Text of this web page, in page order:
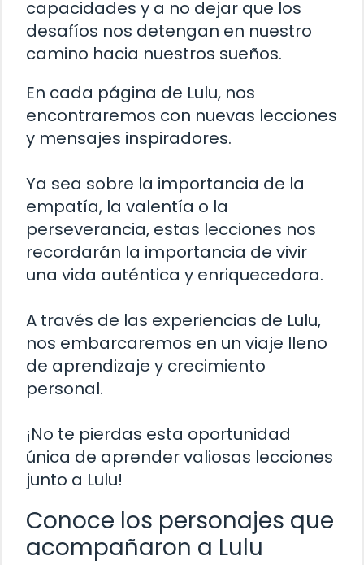
capacidades y a no dejar que los
desafíos nos detengan en nuestro
camino hacia nuestros sueños.
En cada página de Lulu, nos
encontraremos con nuevas lecciones
y mensajes inspiradores.
Ya sea sobre la importancia de la
empatía, la valentía o la
perseverancia, estas lecciones nos
recordarán la importancia de vivir
una vida auténtica y enriquecedora.
A través de las experiencias de Lulu,
nos embarcaremos en un viaje lleno
de aprendizaje y crecimiento
personal.
¡No te pierdas esta oportunidad
única de aprender valiosas lecciones
junto a Lulu!
Conoce los personajes que
acompañaron a Lulu